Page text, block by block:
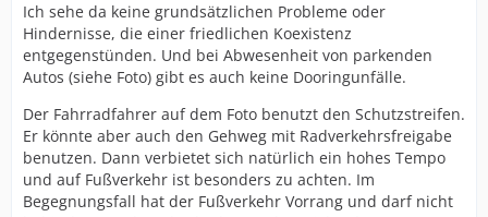
Ich sehe da keine grundsätzlichen Probleme oder
Hindernisse, die einer friedlichen Koexistenz
entgegenstünden. Und bei Abwesenheit von parkenden
Autos (siehe Foto) gibt es auch keine Dooringunfälle.
Der Fahrradfahrer auf dem Foto benutzt den Schutzstreifen.
Er könnte aber auch den Gehweg mit Radverkehrsfreigabe
benutzen. Dann verbietet sich natürlich ein hohes Tempo
und auf Fußverkehr ist besonders zu achten. Im
Begegnungsfall hat der Fußverkehr Vorrang und darf nicht